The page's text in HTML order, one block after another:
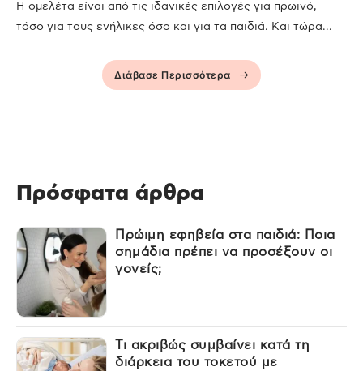
Η ομελέτα είναι από τις ιδανικές επιλογές για πρωινό,
τόσο για τους ενήλικες όσο και για τα παιδιά. Και τώρα...
Διάβασε Περισσότερα
Πρόσφατα άρθρα
Πρώιμη εφηβεία στα παιδιά: Ποια
σημάδια πρέπει να προσέξουν οι
γονείς;
Τι ακριβώς συμβαίνει κατά τη
διάρκεια του τοκετού με